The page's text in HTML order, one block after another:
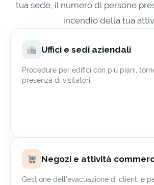
tua sede, il numero di persone
incendio della tua
Uffici e sedi aziendali
Procedure per edifici con più piani,
presenza di visitatori.
Negozi e attività
Gestione dell’evacuazione di clienti e